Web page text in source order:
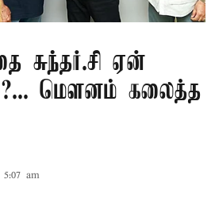
சுந்தர்.சி ஏன்
மௌனம் கலைத்த
am